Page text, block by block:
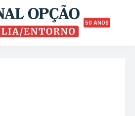
50 ANOS